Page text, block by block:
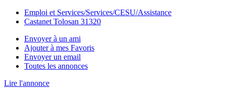
Emploi et Services/Services/CESU/Assistance
Castanet Tolosan 31320
Envoyer à un ami
Ajouter à mes Favoris
Envoyer un email
Toutes les annonces
Lire l'annonce